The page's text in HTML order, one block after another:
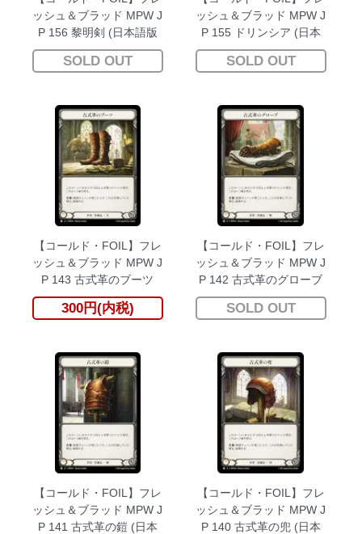
ッシュ＆ブラッド MPW J
P 156 黎明剣 (日本語版
Marvel マーベル) マスタ
リーパック：戦士
SOLD OUT
ッシュ＆ブラッド MPW J
P 155 ドリンシア (日本
語版 Marvel マーベル) マ
スタリーパック：戦士
SOLD OUT
【コールド・FOIL】フレ
ッシュ＆ブラッド MPW J
P 143 古式革のブーツ
(日本語版 C コモン) マス
タリーパック：戦士
300円(内税)
【コールド・FOIL】フレ
ッシュ＆ブラッド MPW J
P 142 古式革のグローブ
(日本語版 C コモン) マス
タリーパック：戦士
SOLD OUT
【コールド・FOIL】フレ
ッシュ＆ブラッド MPW J
P 141 古式革の鎧 (日本
【コールド・FOIL】フレ
ッシュ＆ブラッド MPW J
P 140 古式革の兜 (日本